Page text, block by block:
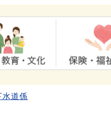
水道係